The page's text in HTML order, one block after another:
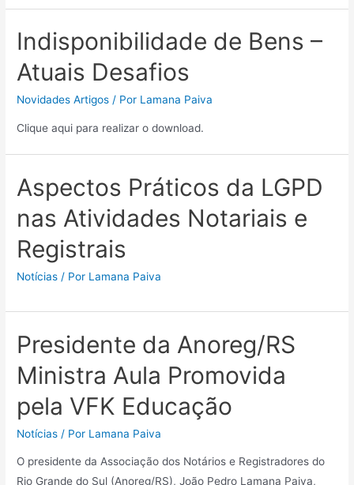
Indisponibilidade de Bens –
Atuais Desafios
Novidades Artigos / Por Lamana Paiva
Clique aqui para realizar o download.
Aspectos Práticos da LGPD
nas Atividades Notariais e
Registrais
Notícias / Por Lamana Paiva
Presidente da Anoreg/RS
Ministra Aula Promovida
pela VFK Educação
Notícias / Por Lamana Paiva
O presidente da Associação dos Notários e Registradores do
Rio Grande do Sul (Anoreg/RS), João Pedro Lamana Paiva,